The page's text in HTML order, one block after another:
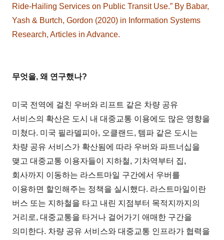
Ride-Hailing Services on Public Transit Use.” By Babar,
Yash & Burtch, Gordon (2020) in Information Systems
Research, Articles in Advance.
무엇을, 왜 연구했나?
미국 전역에 걸친 우버와 리프트 같은 차량 공유
서비스의 확산은 도시 내 대중교통 이용에도 많은 영향을
미쳤다. 미국 필라델피아, 오클랜드, 템파 같은 도시는
차량 공유 서비스가 확산됨에 따라 우버와 파트너십을
맺고 대중교통 이용자들이 지하철, 기차역부터 집,
회사까지 이동하는 라스트마일 구간에서 우버를
이용하면 할인해주는 정책을 실시했다. 라스트마일이란
버스 또는 지하철을 타고 내린 지점부터 목적지까지의
거리로, 대중교통을 타거나 걸어가기 애매한 구간을
의미한다. 차량 공유 서비스와 대중교통 인프라가 협력을